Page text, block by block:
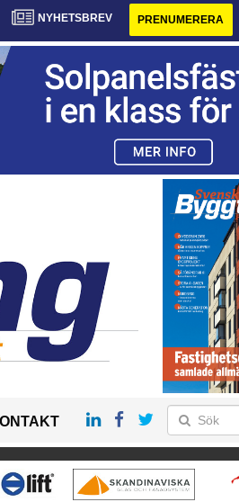
NYHETSBREV PRENUMERERA